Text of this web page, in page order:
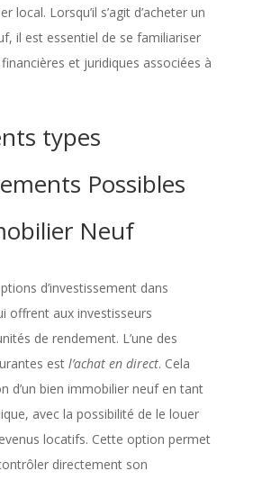
local. Lorsqu’il s’agit d’acheter un
il est essentiel de se familiariser
et juridiques associées à
types
Possibles
Neuf
d’investissement dans
offrent aux investisseurs
de rendement. L’une des
est l’achat en direct. Cela
d’un bien immobilier neuf en tant
avec la possibilité de le louer
locatifs. Cette option permet
directement son